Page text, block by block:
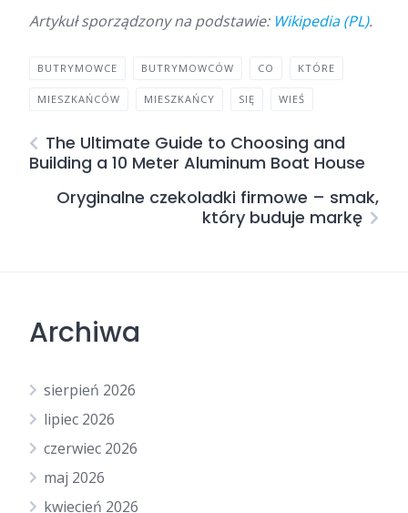
Artykuł sporządzony na podstawie: Wikipedia (PL).
BUTRYMOWCE BUTRYMOWCÓW CO KTÓRE
MIESZKAŃCÓW MIESZKAŃCY SIĘ WIEŚ
The Ultimate Guide to Choosing and
Building a 10 Meter Aluminum Boat House
Oryginalne czekoladki firmowe – smak,
który buduje markę
Archiwa
sierpień 2026
lipiec 2026
czerwiec 2026
maj 2026
kwiecień 2026